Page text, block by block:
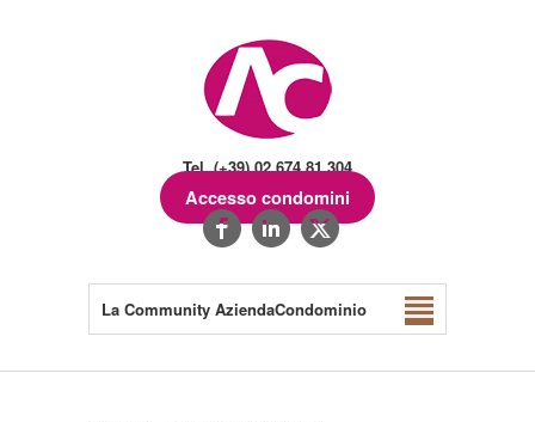
Tel. (+39) 02.674.81.304
Accesso condomini
La Community AziendaCondominio